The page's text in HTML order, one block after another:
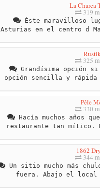
La Charca
319
Éste maravilloso
Asturias en el centro d
325
Grandísima opción
opción sencilla y
Pêle
330
Hacía muchos años
restaurante tan mítico.
1862
344
Un sitio mucho más
fuera. Abajo el local